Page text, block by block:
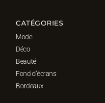
CATÉGORIES
Mode
Déco
Beauté
Fond d’écrans
Bordeaux